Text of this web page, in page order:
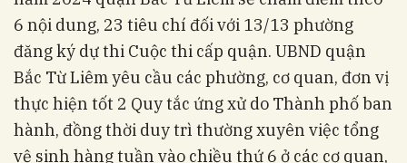
6 nội dung, 23 tiêu chí đối với 13/13 phường
đăng ký dự thi Cuộc thi cấp quận. UBND quận
Bắc Từ Liêm yêu cầu các phường, cơ quan, đơn vị
thực hiện tốt 2 Quy tắc ứng xử do Thành phố ban
hành, đồng thời duy trì thường xuyên việc tổng
vệ sinh hàng tuần vào chiều thứ 6 ở các cơ quan,